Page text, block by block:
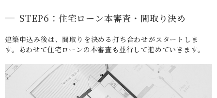
STEP6：住宅ローン本審査・間取り決め
建築申込み後は、間取りを決める打ち合わせがスタートしま
す。あわせて住宅ローンの本審査も並行して進めていきます。